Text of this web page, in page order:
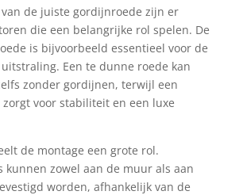
de juiste gordijnroede zijn er
die een belangrijke rol spelen. De
is bijvoorbeeld essentieel voor de
Een te dunne roede kan
zonder gordijnen, terwijl een
voor stabiliteit en een luxe
de montage een grote rol.
kunnen zowel aan de muur als aan
worden, afhankelijk van de